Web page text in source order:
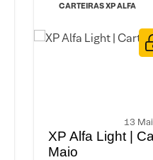
CARTEIRAS XP ALFA
13
XP Alfa Light |
Maio